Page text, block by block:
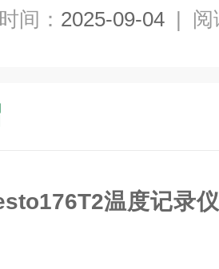
间： 2025-09-04 | 阅
温度记录